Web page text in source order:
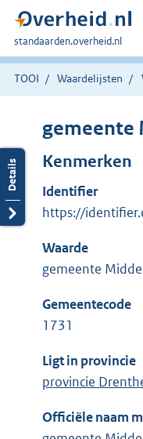
U
bent
hier:
standaarden.overheid.nl
TOOI Waardelijsten
gemeente
Kenmerken
Identifier
https://
Waarde
gemeente
Gemeentecode
1731
Ligt in provincie
provincie
Officiële naam